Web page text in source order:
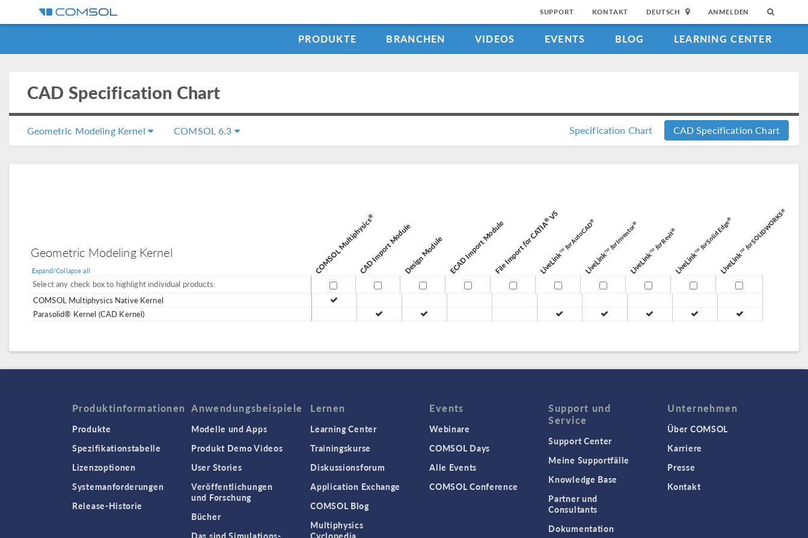
SUPPORT KONTAKT DEUTSCH ANMELDEN
PRODUKTE BRANCHEN VIDEOS EVENTS BLOG LEARNING CENTER
CAD Specification Chart
Geometric Modeling Kernel COMSOL 6.3 Specification Chart CAD Specification Chart
Geometric Modeling Kernel
Expand/Collapse all COMSOL Multiphysics
®
CAD Import ModuleDesign Module ECAD Import ModuleFile ImportforCATIA®
V5
LiveLink™forAutoCAD®
LiveLink™forInventor®
LiveLink™forRevit®
LiveLink™forSolid Edge®
LiveLink™forSOLIDWORKS®
Select any check box to highlight individual products:
COMSOL Multiphysics Native Kernel
Parasolid® Kernel (CAD Kernel)
Produktinformationen
Produkte
Spezifikationstabelle
Lizenzoptionen
Systemanforderungen
Release-Historie
Anwendungsbeispiele
Modelle und Apps
Produkt Demo Videos
User Stories
Veröffentlichungen
und Forschung
Bücher
Das sind Simulations-
Lernen
Learning Center
Trainingskurse
Diskussionsforum
Application Exchange
COMSOL Blog
Multiphysics
Cyclopedia
Events
Webinare
COMSOL Days
Alle Events
COMSOL Conference
Support und
Service
Support Center
Meine Supportfälle
Knowledge Base
Partner und
Consultants
Dokumentation
Unternehmen
Über COMSOL
Karriere
Presse
Kontakt